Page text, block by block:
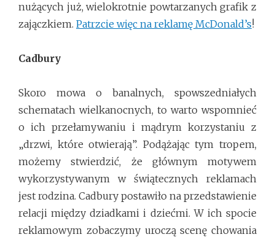
nużących już, wielokrotnie powtarzanych grafik z
zajączkiem. Patrzcie więc na reklamę McDonald’s!
Cadbury
Skoro mowa o banalnych, spowszedniałych
schematach wielkanocnych, to warto wspomnieć
o ich przełamywaniu i mądrym korzystaniu z
„drzwi, które otwierają”. Podążając tym tropem,
możemy stwierdzić, że głównym motywem
wykorzystywanym w świątecznych reklamach
jest rodzina. Cadbury postawiło na przedstawienie
relacji między dziadkami i dziećmi. W ich spocie
reklamowym zobaczymy uroczą scenę chowania